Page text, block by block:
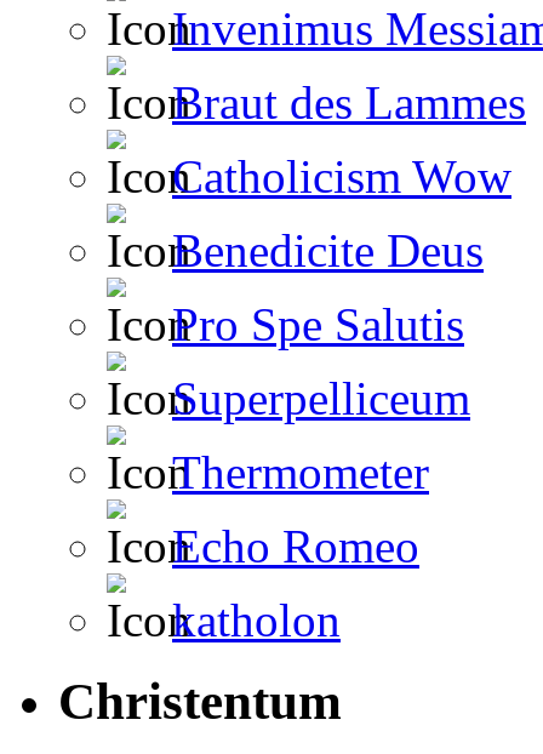
Invenimus
Braut des Lammes
Catholicism Wow
Benedicite Deus
Pro Spe Salutis
Superpelliceum
Thermometer
Echo Romeo
katholon
Christentum